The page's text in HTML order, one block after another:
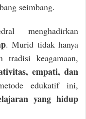
seimbang.
menghadirkan
. Murid tidak hanya
tradisi keagamaan,
empati, dan
edukatif ini,
yang hidup